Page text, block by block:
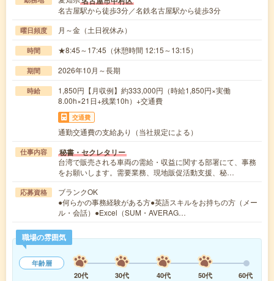
名古屋駅から徒歩3分／名鉄名古屋駅から徒歩3分
曜日頻度 月～金（土日祝休み）
時間 ★8:45～17:45（休憩時間 12:15～13:15）
期間 2026年10月～長期
時給
1,850円【月収例】約333,000円（時給1,850円×実働
8.00h×21日+残業10h）+交通費
交通費
通勤交通費の支給あり（当社規定による）
仕事内容 秘書・セクレタリー
台湾で販売される車両の需給・収益に関する部署にて、事務
をお願いします。需要業務、現地販促活動支援、秘…
応募資格
ブランクOK
●何らかの事務経験がある方●英語スキルをお持ちの方（メー
ル・会話）●Excel（SUM・AVERAG…
職場の雰囲気
年齢層
20代
30代 40代 50代
60代